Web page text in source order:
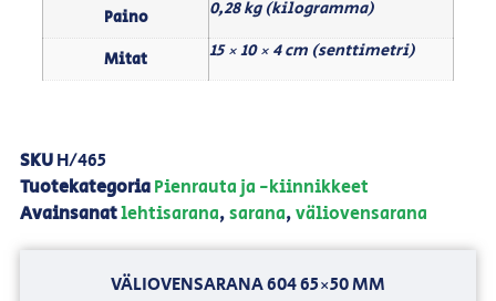
Paino 0,28 kg (kilogramma)
Mitat 15 × 10 × 4 cm (senttimetri)
SKUH/465
TuotekategoriaPienrauta ja -kiinnikkeet
Avainsanatlehtisarana,sarana,väliovensarana
VÄLIOVENSARANA 604 65×50 MM